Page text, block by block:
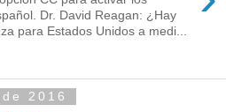
Dr. David Reagan: ¿Hay
para Estados Unidos a medi...
2016